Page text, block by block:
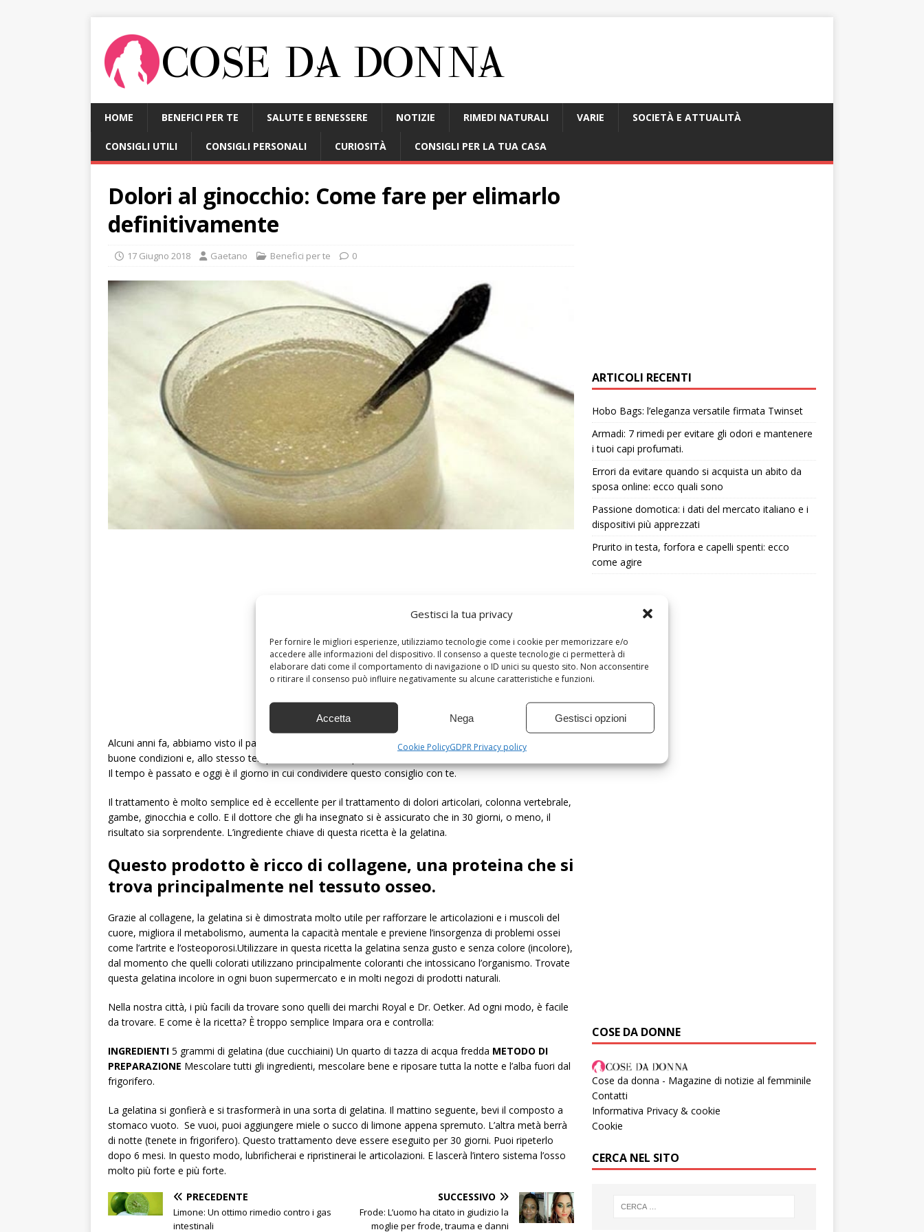
Gestisci la tua privacy
Per fornire le migliori esperienze, utilizziamo tecnologie come i cookie per memorizzare e/o
accedere alle informazioni del dispositivo. Il consenso a queste tecnologie ci permetterà di
elaborare dati come il comportamento di navigazione o ID unici su questo sito. Non acconsentire
o ritirare il consenso può influire negativamente su alcune caratteristiche e funzioni.
Accetta Nega Gestisci opzioni
Cookie PolicyGDPR Privacy policy
HOME BENEFICI PER TE SALUTE E BENESSERE NOTIZIE RIMEDI NATURALI VARIE SOCIETÀ E ATTUALITÀ
CONSIGLI UTILI CONSIGLI PERSONALI CURIOSITÀ CONSIGLI PER LA TUA CASA
Dolori al ginocchio: Come fare per elimarlo
definitivamente
17 Giugno 2018 Gaetano Benefici per te 0
Alcuni anni fa, abbiamo visto il parere di un medico americano su come mantenere le articolazioni in
buone condizioni e, allo stesso tempo, eliminare molti problemi associati a loro.
Il tempo è passato e oggi è il giorno in cui condividere questo consiglio con te.
Il trattamento è molto semplice ed è eccellente per il trattamento di dolori articolari, colonna vertebrale,
gambe, ginocchia e collo. E il dottore che gli ha insegnato si è assicurato che in 30 giorni, o meno, il
risultato sia sorprendente. L’ingrediente chiave di questa ricetta è la gelatina.
Questo prodotto è ricco di collagene, una proteina che si
trova principalmente nel tessuto osseo.
Grazie al collagene, la gelatina si è dimostrata molto utile per rafforzare le articolazioni e i muscoli del
cuore, migliora il metabolismo, aumenta la capacità mentale e previene l’insorgenza di problemi ossei
come l’artrite e l’osteoporosi.Utilizzare in questa ricetta la gelatina senza gusto e senza colore (incolore),
dal momento che quelli colorati utilizzano principalmente coloranti che intossicano l’organismo. Trovate
questa gelatina incolore in ogni buon supermercato e in molti negozi di prodotti naturali.
Nella nostra città, i più facili da trovare sono quelli dei marchi Royal e Dr. Oetker. Ad ogni modo, è facile
da trovare. E come è la ricetta? È troppo semplice Impara ora e controlla:
INGREDIENTI 5 grammi di gelatina (due cucchiaini) Un quarto di tazza di acqua fredda METODO DI
PREPARAZIONE Mescolare tutti gli ingredienti, mescolare bene e riposare tutta la notte e l’alba fuori dal
frigorifero.
La gelatina si gonfierà e si trasformerà in una sorta di gelatina. Il mattino seguente, bevi il composto a
stomaco vuoto. Se vuoi, puoi aggiungere miele o succo di limone appena spremuto. L’altra metà berrà
di notte (tenete in frigorifero). Questo trattamento deve essere eseguito per 30 giorni. Puoi ripeterlo
dopo 6 mesi. In questo modo, lubrificherai e ripristinerai le articolazioni. E lascerà l’intero sistema l’osso
molto più forte e più forte.
PRECEDENTE
Limone: Un ottimo rimedio contro i gas
intestinali
SUCCESSIVO
Frode: L’uomo ha citato in giudizio la
moglie per frode, trauma e danni
ARTICOLI RECENTI
Hobo Bags: l’eleganza versatile firmata Twinset
Armadi: 7 rimedi per evitare gli odori e mantenere
i tuoi capi profumati.
Errori da evitare quando si acquista un abito da
sposa online: ecco quali sono
Passione domotica: i dati del mercato italiano e i
dispositivi più apprezzati
Prurito in testa, forfora e capelli spenti: ecco
come agire
COSE DA DONNE
Cose da donna - Magazine di notizie al femminile
Contatti
Informativa Privacy & cookie
Cookie
CERCA NEL SITO